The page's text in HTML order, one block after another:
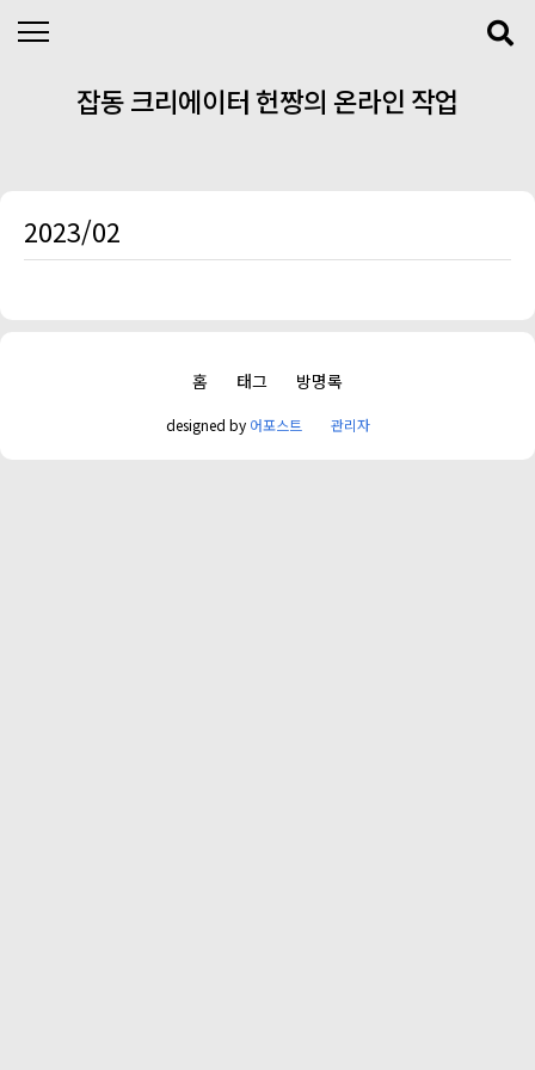
잡동 크리에이터 헌짱의 온라인 작업
2023/02
홈 태그 방명록
designed by 어포스트 관리자